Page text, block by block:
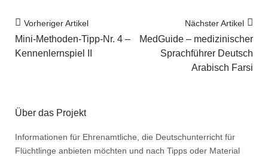
Vorheriger Artikel
Mini-Methoden-Tipp-Nr. 4 –
Kennenlernspiel II
Nächster Artikel
MedGuide – medizinischer
Sprachführer Deutsch
Arabisch Farsi
Über das Projekt
Informationen für Ehrenamtliche, die Deutschunterricht für
Flüchtlinge anbieten möchten und nach Tipps oder Material